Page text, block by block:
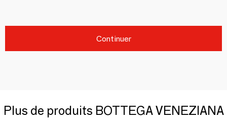
Continuer
Plus de produits BOTTEGA VENEZIANA